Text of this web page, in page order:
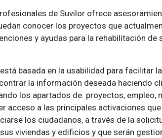
de Suvilor ofrece
conocer los proyectos que
y ayudas para la rehabilitación
basada en la usabilidad para facilitar
la información deseada haciendo
los apartados de: proyectos,
acceso a las principales activaciones
los ciudadanos, a través de la
viviendas y edificios y que serán